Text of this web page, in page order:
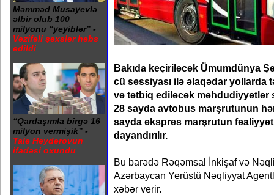
Məmməd Musayevlə
əlbir olub 100
milyonu “yeyiblər” -
Vəzifəli şəxslər həbs
edildi
“Qardaşımla birgə 16
milyon vermişik” -
Tale Heydərovun
ifadəsi oxundu
Bakıda keçiriləcək Ümumdünya
cü sessiyası ilə əlaqədar yollarda
və tətbiq ediləcək məhdudiyyətlər
28 sayda avtobus marşrutunun
sayda ekspres marşrutun
dayandırılır.
Bu barədə Rəqəmsal İnkişaf və
Azərbaycan Yerüstü Nəqliyyat
xəbər verir.